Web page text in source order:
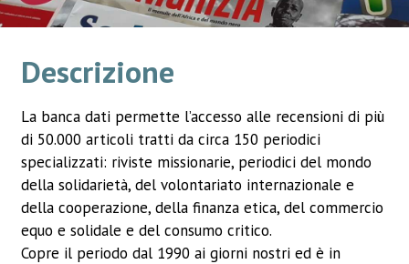
Descrizione
La banca dati permette l’accesso alle recensioni di più
di 50.000 articoli tratti da circa 150 periodici
specializzati: riviste missionarie, periodici del mondo
della solidarietà, del volontariato internazionale e
della cooperazione, della finanza etica, del commercio
equo e solidale e del consumo critico.
Copre il periodo dal 1990 ai giorni nostri ed è in